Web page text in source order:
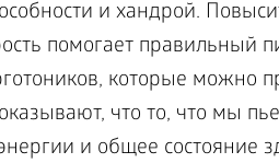
и хандрой.
помогает правильный
которые можно
что то, что мы
и общее состояние